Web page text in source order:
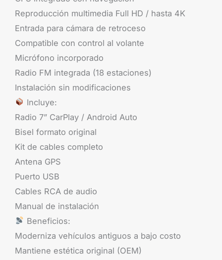
Reproducción multimedia Full HD / hasta 4K
Entrada para cámara de retroceso
Compatible con control al volante
Micrófono incorporado
Radio FM integrada (18 estaciones)
Instalación sin modificaciones
Incluye:
Radio 7” CarPlay / Android Auto
Bisel formato original
Kit de cables completo
Antena GPS
Puerto USB
Cables RCA de audio
Manual de instalación
Beneficios:
Moderniza vehículos antiguos a bajo costo
Mantiene estética original (OEM)